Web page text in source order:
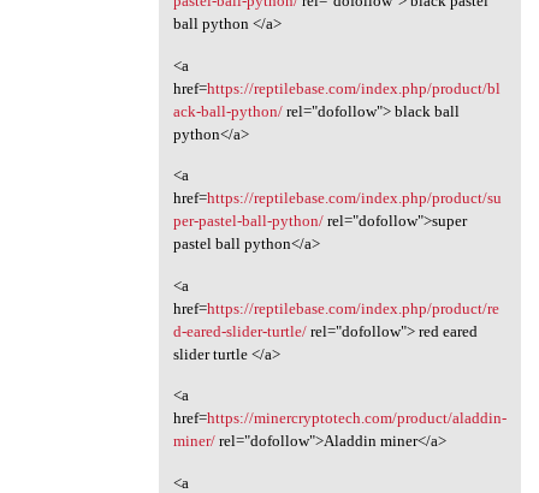
ball python </a>
<a
href=https://reptilebase.com/index.php/product/bl
ack-ball-python/rel="dofollow"> black ball
python</a>
<a
href=https://reptilebase.com/index.php/product/su
per-pastel-ball-python/rel="dofollow">super
pastel ball python</a>
<a
href=https://reptilebase.com/index.php/product/re
d-eared-slider-turtle/rel="dofollow"> red eared
slider turtle </a>
<a
href=https://minercryptotech.com/product/aladdin-
miner/rel="dofollow">Aladdin miner</a>
<a